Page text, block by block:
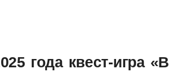
года квест-игра